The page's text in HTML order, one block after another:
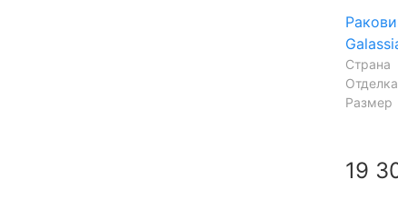
Страна
Размер
19